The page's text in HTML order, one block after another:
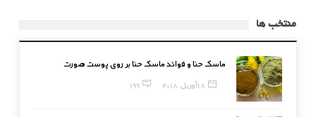
منتخب ها
ماسک حنا و فوائد ماسک حنا بر روی پوست صورت
18 آوریل, 2018 199